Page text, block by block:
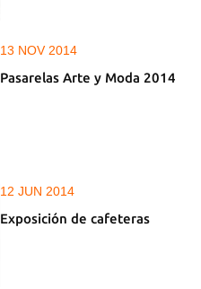
13 NOV 2014
Pasarelas Arte y Moda 2014
12 JUN 2014
Exposición de cafeteras